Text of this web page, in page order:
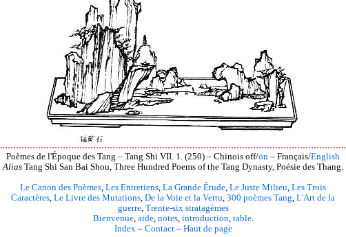
Poèmes de l'Époque des Tang – Tang Shi VII. 1. (250) – Chinois off/on – Français/English
Alias Tang Shi San Bai Shou, Three Hundred Poems of the Tang Dynasty, Poésie des Thang.
Le Canon des Poèmes, Les Entretiens, La Grande Étude, Le Juste Milieu, Les Trois
Caractères, Le Livre des Mutations, De la Voie et la Vertu, 300 poèmes Tang, L'Art de la
guerre, Trente-six stratagèmes
Bienvenue, aide, notes, introduction, table.
Index– Contact– Haut de page